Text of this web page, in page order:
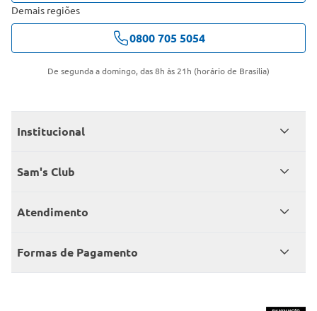
Demais regiões
0800 705 5054
De segunda a domingo, das 8h às 21h (horário de Brasília)
Institucional
Quem somos
Encontre um Clube
Sam's Club
Seja sócio
Member’s Mark
Atendimento
Fale conosco
Atendimento em libras
Formas de Pagamento